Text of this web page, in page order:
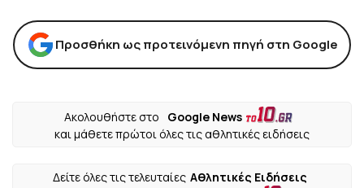
Προσθήκη ως προτεινόμενη πηγή στη Google
Ακολουθήστε στο
Google News
και μάθετε πρώτοι όλες τις αθλητικές ειδήσεις
Δείτε όλες τις τελευταίες Αθλητικές Ειδήσεις